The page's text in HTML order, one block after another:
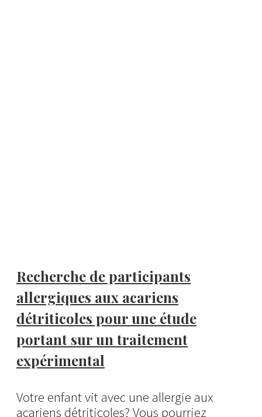
Recherche de participants
allergiques aux acariens
détriticoles pour une étude
portant sur un traitement
expérimental
Votre enfant vit avec une allergie aux
acariens détriticoles? Vous pourriez